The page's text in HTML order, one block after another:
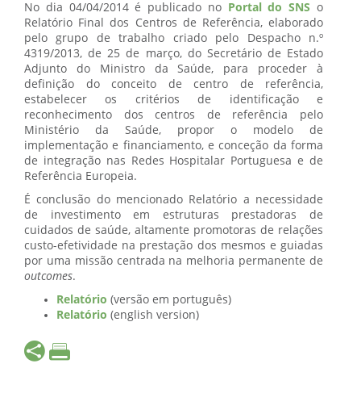
No dia 04/04/2014 é publicado no Portal do SNS o
Relatório Final dos Centros de Referência, elaborado
pelo grupo de trabalho criado pelo Despacho n.º
4319/2013, de 25 de março, do Secretário de Estado
Adjunto do Ministro da Saúde, para proceder à
definição do conceito de centro de referência,
estabelecer os critérios de identificação e
reconhecimento dos centros de referência pelo
Ministério da Saúde, propor o modelo de
implementação e financiamento, e conceção da forma
de integração nas Redes Hospitalar Portuguesa e de
Referência Europeia.
É conclusão do mencionado Relatório a necessidade
de investimento em estruturas prestadoras de
cuidados de saúde, altamente promotoras de relações
custo-efetividade na prestação dos mesmos e guiadas
por uma missão centrada na melhoria permanente de
outcomes.
Relatório (versão em português)
Relatório (english version)